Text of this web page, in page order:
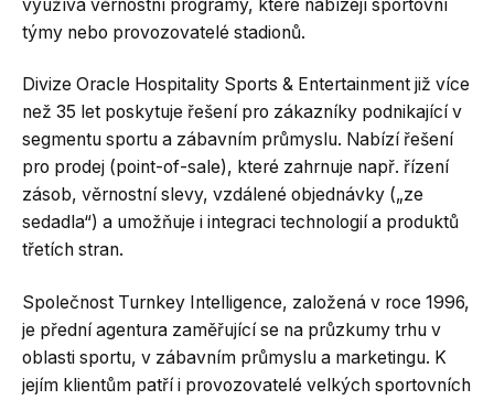
využívá věrnostní programy, které nabízejí sportovní
týmy nebo provozovatelé stadionů.
Divize Oracle Hospitality Sports & Entertainment již více
než 35 let poskytuje řešení pro zákazníky podnikající v
segmentu sportu a zábavním průmyslu. Nabízí řešení
pro prodej (point-of-sale), které zahrnuje např. řízení
zásob, věrnostní slevy, vzdálené objednávky („ze
sedadla“) a umožňuje i integraci technologií a produktů
třetích stran.
Společnost Turnkey Intelligence, založená v roce 1996,
je přední agentura zaměřující se na průzkumy trhu v
oblasti sportu, v zábavním průmyslu a marketingu. K
jejím klientům patří i provozovatelé velkých sportovních